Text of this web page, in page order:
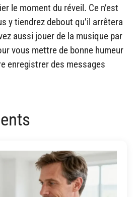
le moment du réveil. Ce n’est
y tiendrez debout qu’il arrêtera
aussi jouer de la musique par
vous mettre de bonne humeur
enregistrer des messages